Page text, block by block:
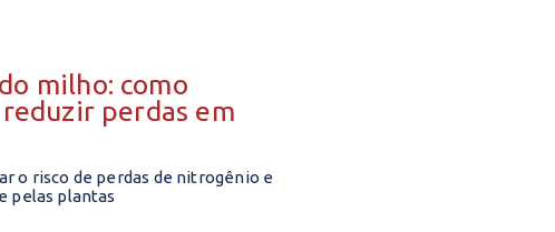
milho: como
perdas em
o risco de perdas de nitrogênio e
pelas plantas